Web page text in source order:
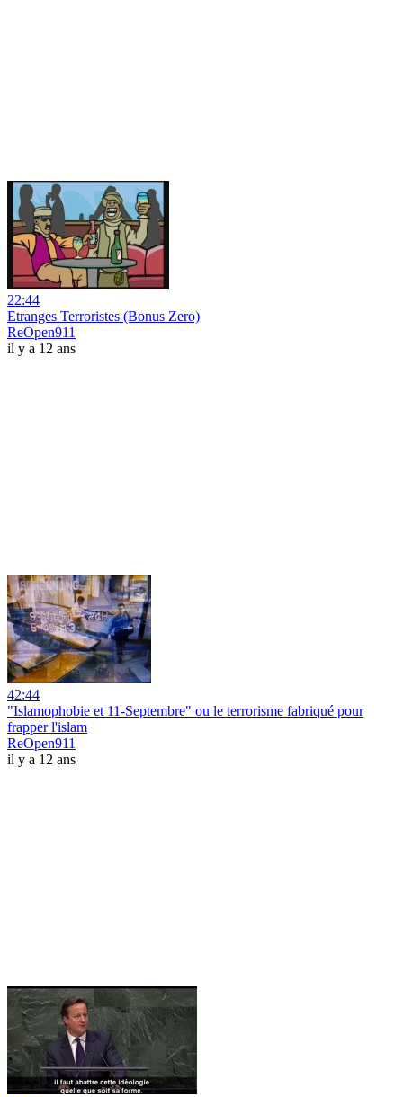
22:44
Etranges Terroristes (Bonus Zero)
ReOpen911
il y a 12 ans
42:44
"Islamophobie et 11-Septembre" ou le terrorisme fabriqué pour
frapper l'islam
ReOpen911
il y a 12 ans